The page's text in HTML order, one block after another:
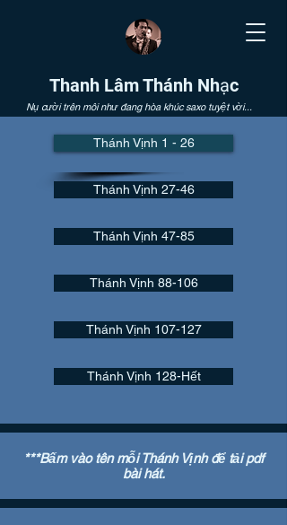
Thanh Lâm Thánh Nhạc
Nụ cười trên môi như đang hòa khúc saxo tuyệt vời...
Thánh Vịnh 1 - 26
Thánh Vịnh 27-46
Thánh Vịnh 47-85
Thánh Vịnh 88-106
Thánh Vịnh 107-127
Thánh Vịnh 128-Hết
***Bấm vào tên mỗi Thánh Vịnh để tải pdf
bài hát.